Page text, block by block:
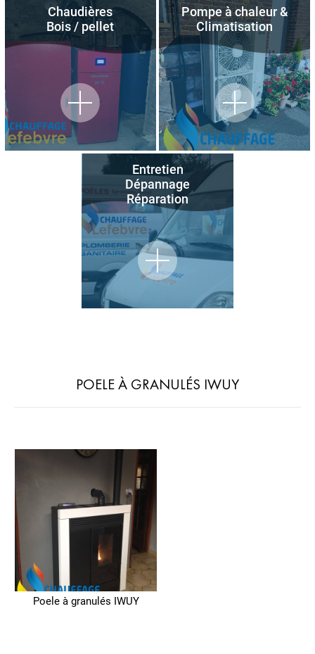
Chaudières
Bois / pellet
Pompe à chaleur &
Climatisation
Entretien
Dépannage
Réparation
POELE À GRANULÉS IWUY
Poele à granulés IWUY